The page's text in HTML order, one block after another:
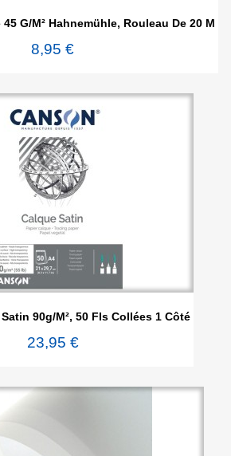
G/m² Hahnemühle, Rouleau De 20 M
8,95 €
90g/m², 50 Fls Collées 1 Côté
23,95 €